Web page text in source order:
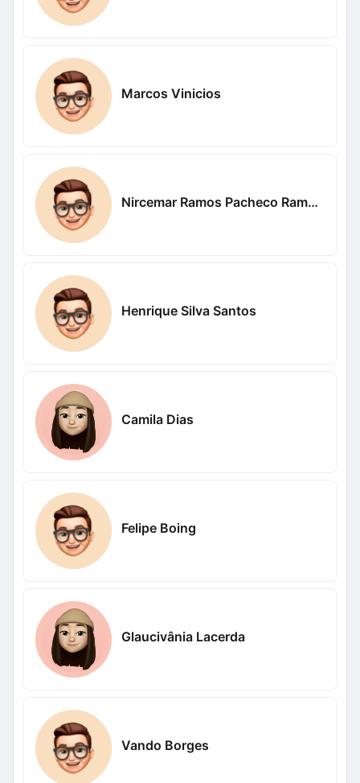
Marcos Vinicios
Nircemar Ramos Pacheco Ramos Pacheco
Henrique Silva Santos
Camila Dias
Felipe Boing
Glaucivânia Lacerda
Vando Borges